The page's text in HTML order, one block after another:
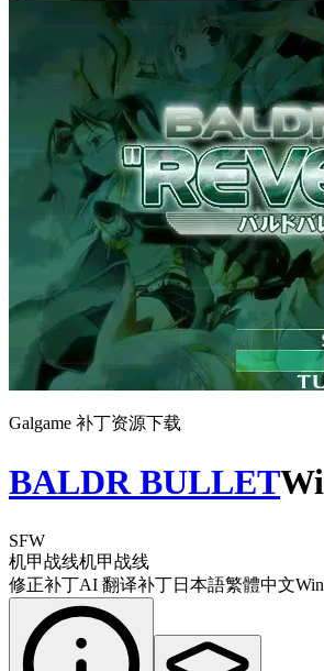
Galgame 补丁资源下载
BALDR BULLET
SFW
机甲战线机甲战线
修正补丁AI 翻译补丁日本語繁體中文